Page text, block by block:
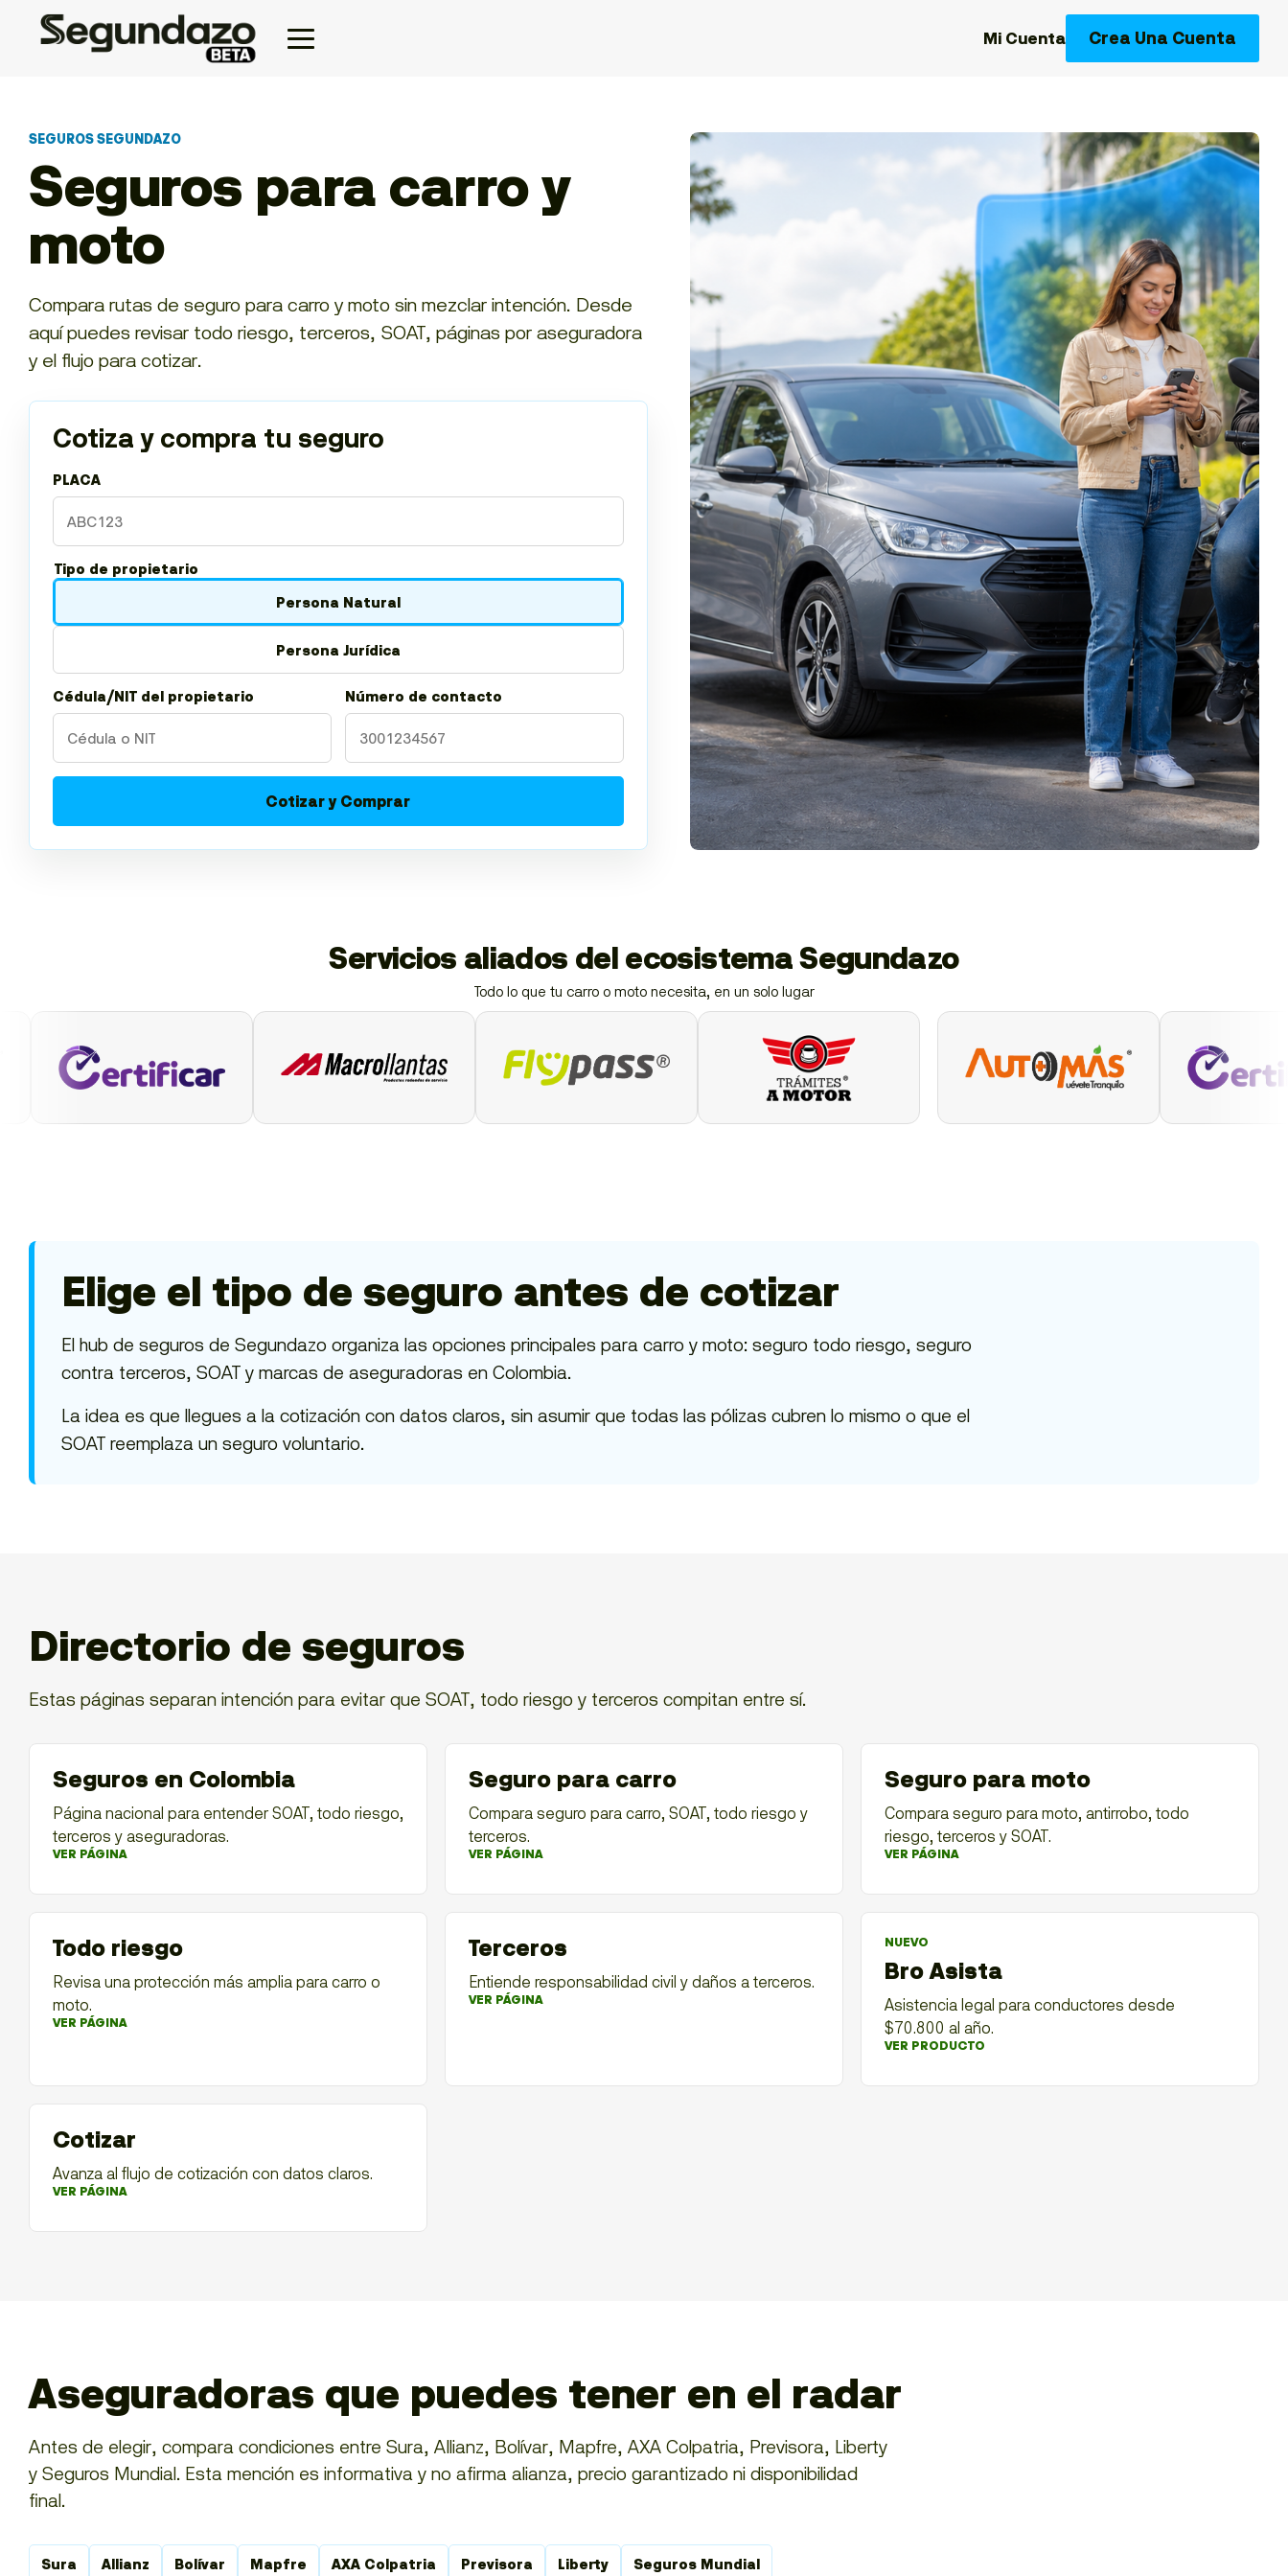
Mi Cuenta Crea Una Cuenta
SEGUROS SEGUNDAZO
Seguros para carro y
moto
Compara rutas de seguro para carro y moto sin mezclar intención. Desde
aquí puedes revisar todo riesgo, terceros, SOAT, páginas por aseguradora
y el flujo para cotizar.
Cotiza y compra tu seguro
PLACA
Tipo de propietario
Persona Natural
Persona Jurídica
Cédula/NIT del propietario Número de contacto
Cotizar y Comprar
Servicios aliados del ecosistema Segundazo
Todo lo que tu carro o moto necesita, en un solo lugar
Elige el tipo de seguro antes de cotizar
El hub de seguros de Segundazo organiza las opciones principales para carro y moto: seguro todo riesgo, seguro
contra terceros, SOAT y marcas de aseguradoras en Colombia.
La idea es que llegues a la cotización con datos claros, sin asumir que todas las pólizas cubren lo mismo o que el
SOAT reemplaza un seguro voluntario.
Directorio de seguros
Estas páginas separan intención para evitar que SOAT, todo riesgo y terceros compitan entre sí.
Seguros en Colombia
Página nacional para entender SOAT, todo riesgo,
terceros y aseguradoras.
VER PÁGINA
Seguro para carro
Compara seguro para carro, SOAT, todo riesgo y
terceros.
VER PÁGINA
Seguro para moto
Compara seguro para moto, antirrobo, todo
riesgo, terceros y SOAT.
VER PÁGINA
Todo riesgo
Revisa una protección más amplia para carro o
moto.
VER PÁGINA
Terceros
Entiende responsabilidad civil y daños a terceros.
VER PÁGINA
NUEVO
Bro Asista
Asistencia legal para conductores desde
$70.800 al año.
VER PRODUCTO
Cotizar
Avanza al flujo de cotización con datos claros.
VER PÁGINA
Aseguradoras que puedes tener en el radar
Antes de elegir, compara condiciones entre Sura, Allianz, Bolívar, Mapfre, AXA Colpatria, Previsora, Liberty
y Seguros Mundial. Esta mención es informativa y no afirma alianza, precio garantizado ni disponibilidad
final.
Sura Allianz Bolívar Mapfre AXA Colpatria Previsora Liberty Seguros Mundial